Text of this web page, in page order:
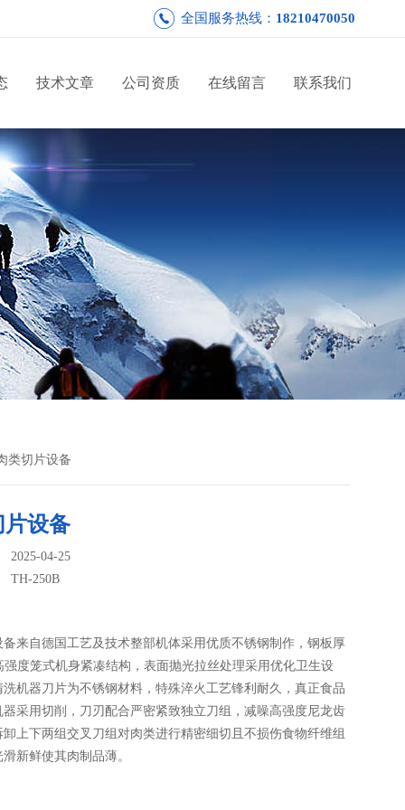
全国服务热线： 18210470050
技术文章 公司资质 在线留言 联系我们
类切片设备
片设备
2025-04-25
TH-250B
备来自德国工艺及技术整部机体采用优质不锈钢制作，钢板厚
强度笼式机身紧凑结构，表面抛光拉丝处理采用优化卫生设
洗机器刀片为不锈钢材料，特殊淬火工艺锋利耐久，真正食品
器采用切削，刀刃配合严密紧致独立刀组，减噪高强度尼龙齿
上下两组交叉刀组对肉类进行精密细切且不损伤食物纤维组
新鲜使其肉制品薄。